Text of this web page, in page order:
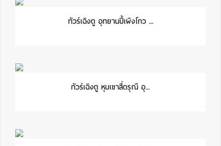
ทัวร์เฉิงตู อุทยานปี้เผิงโกว ...
ทัวร์เฉิงตู หุบเขาสี่ดรุณี อุ...